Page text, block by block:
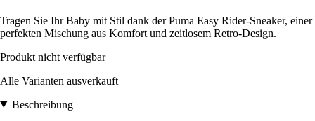
Tragen Sie Ihr Baby mit Stil dank der Puma Easy Rider-Sneaker, einer
perfekten Mischung aus Komfort und zeitlosem Retro-Design.
Produkt nicht verfügbar
Alle Varianten ausverkauft
Beschreibung